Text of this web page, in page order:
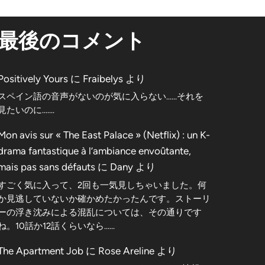
後のコメント
Yours に Fraibelys より
ペイン語の音声がないのが気に入らない……それを
たいのに…….
avis sur « The East Palace » (Netflix) : un K-
fantastique à l’ambiance envoûtante,
pas sans défauts に Dany より
ごく気に入って、2回も一気見しちゃいました。何
見逃していないか確かめたかったんです。ストーリ
の浮き沈みによる混乱については、その通りです
。10話か12話くらいなら……
Apartment Job に Rose Areline より